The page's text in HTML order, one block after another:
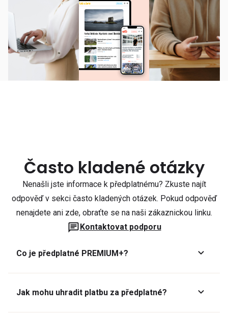
Často kladené otázky
Nenašli jste informace k předplatnému? Zkuste najít
odpověď v sekci často kladených otázek. Pokud odpověď
nenajdete ani zde, obraťte se na naši zákaznickou linku.
Kontaktovat podporu
Co je předplatné PREMIUM+?
Jak mohu uhradit platbu za předplatné?